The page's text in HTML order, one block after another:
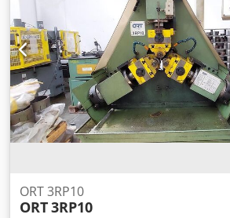
ORT 3RP10
ORT3RP10